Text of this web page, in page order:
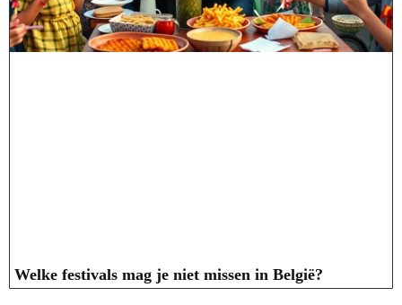
Welke festivals mag je niet missen in België?